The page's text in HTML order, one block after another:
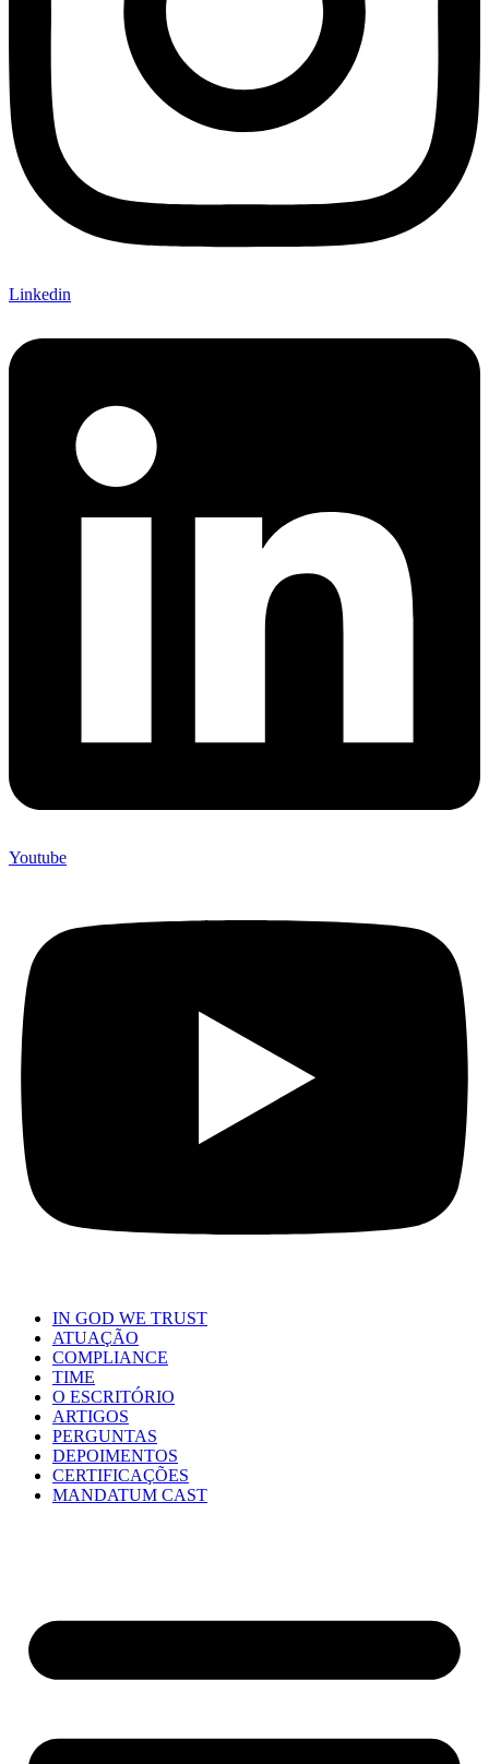
Linkedin
Youtube
IN GOD WE TRUST
ATUAÇÃO
COMPLIANCE
TIME
O ESCRITÓRIO
ARTIGOS
PERGUNTAS
DEPOIMENTOS
CERTIFICAÇÕES
MANDATUM CAST